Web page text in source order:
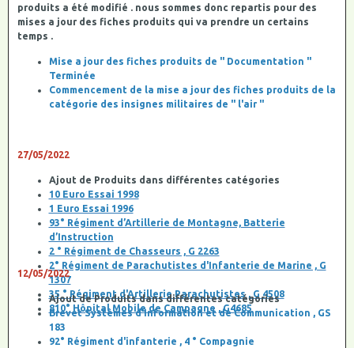
produits a été modifié . nous sommes donc repartis pour des
mises a jour des fiches produits qui va prendre un certains
temps .
Mise a jour des fiches produits de " Documentation "
Terminée
Commencement de la mise a jour des fiches produits de la
catégorie des insignes militaires de " l'air "
27/05/2022
Ajout de Produits dans différentes catégories
10 Euro Essai 1998
1 Euro Essai 1996
93° Régiment d’Artillerie de Montagne, Batterie
d’Instruction
2 ° Régiment de Chasseurs , G 2263
2° Régiment de Parachutistes d'Infanterie de Marine , G
1307
35 ° Régiment d'Artillerie Parachutistes , G 4508
810° Hôpital Mobile de Campagne , G4685
12/05/2022
Ajout de Produits dans différentes catégories
Brevet Systèmes d’Information et de Communication , GS
183
92° Régiment d'infanterie , 4 ° Compagnie